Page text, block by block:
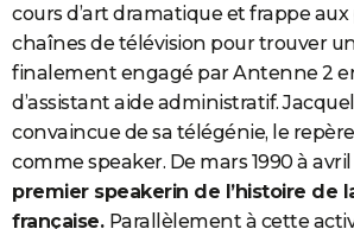
CARTE DE VOEUX
Carte de Noël
Carte Bonne année
Carte Saint-Valentin
Carte Pâques
Carte d'anniversaire
DICTIONNAIRE
Dictionnaire
Biographies
Citations
Expressions
Proverbes
PROGRAMME TV
COPAINS D'AVANT
S'inscrire
Se connecter
Lycées
Collèges
Primaires
Universités
Entreprises
Service militaire
Avis de recherche
cours d’art dramatique et frappe aux
chaînes de télévision pour trouver
finalement engagé par Antenne 2
d’assistant aide administratif.
convaincue de sa télégénie, le
comme speaker. De mars 1990 à avril
premier speakerin de l’histoire de
française. Parallèlement à cette